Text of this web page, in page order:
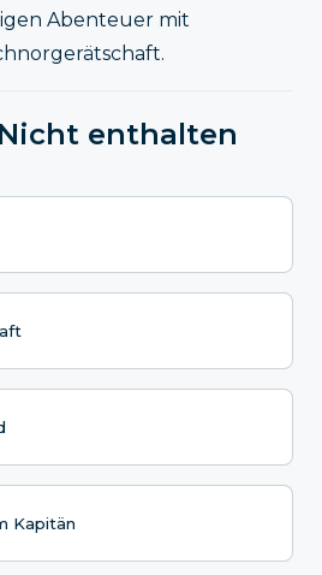
Abenteuer mit
enthalten
Kapitän